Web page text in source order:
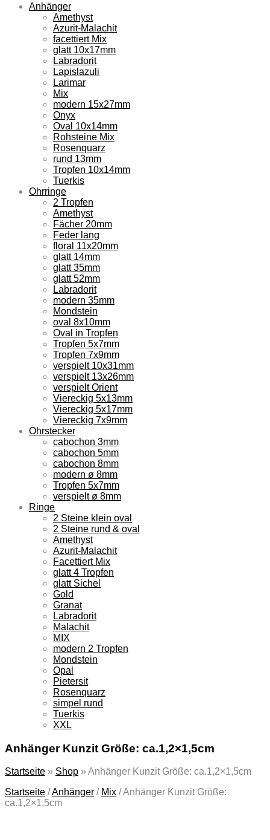
Anhänger
Amethyst
Azurit-Malachit
facettiert Mix
glatt 10x17mm
Labradorit
Lapislazuli
Larimar
Mix
modern 15x27mm
Onyx
Oval 10x14mm
Rohsteine Mix
Rosenquarz
rund 13mm
Tropfen 10x14mm
Tuerkis
Ohrringe
2 Tropfen
Amethyst
Fächer 20mm
Feder lang
floral 11x20mm
glatt 14mm
glatt 35mm
glatt 52mm
Labradorit
modern 35mm
Mondstein
oval 8x10mm
Oval in Tropfen
Tropfen 5x7mm
Tropfen 7x9mm
verspielt 10x31mm
verspielt 13x26mm
verspielt Orient
Viereckig 5x13mm
Viereckig 5x17mm
Viereckig 7x9mm
Ohrstecker
cabochon 3mm
cabochon 5mm
cabochon 8mm
modern ø 8mm
Tropfen 5x7mm
verspielt ø 8mm
Ringe
2 Steine klein oval
2 Steine rund & oval
Amethyst
Azurit-Malachit
Facettiert Mix
glatt 4 Tropfen
glatt Sichel
Gold
Granat
Labradorit
Malachit
MIX
modern 2 Tropfen
Mondstein
Opal
Pietersit
Rosenquarz
simpel rund
Tuerkis
XXL
Anhänger Kunzit Größe: ca.1,2×1,5cm
Startseite » Shop »Anhänger Kunzit Größe: ca.1,2×1,5cm
Startseite /Anhänger / Mix /Anhänger Kunzit Größe:
ca.1,2×1,5cm